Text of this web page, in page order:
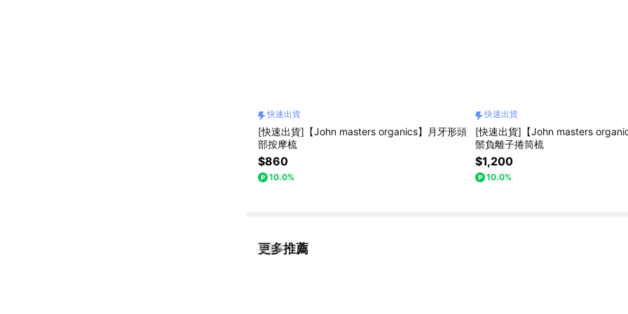
快速出貨
[快速出貨]【John masters organics】月牙形頭
部按摩梳
$860
10.0%
快速出貨
[快速出貨]【John masters
鬃負離子捲筒梳
$1,200
10.0%
更多推薦
看更多